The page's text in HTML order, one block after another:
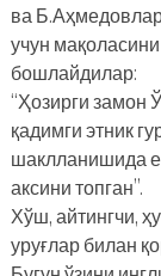
ва
учун
бошлайдилар:
“Ҳозирги замон
қадимги этник
шаклланишида
аксини топган”.
Хўш, айтингчи,
уруғлар билан